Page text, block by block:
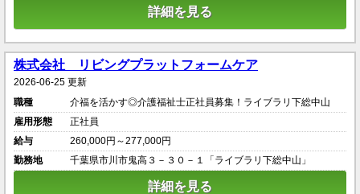
詳細を見る
株式会社 リビングプラットフォームケア
2026-06-25 更新
職種
介福を活かす◎介護福祉士正社員募集！ライブラリ下総中山
雇用形態
正社員
給与
260,000円～277,000円
勤務地
千葉県市川市鬼高３－３０－１「ライブラリ下総中山」
詳細を見る